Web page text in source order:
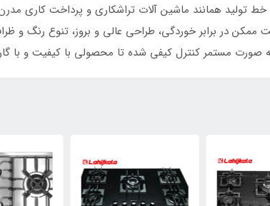
خط تولید همانند ماشین آلات تراشکاری و پرداخت کاری
ممکن در برابر خوردگی، طراحی عالی و بروز، تنوع رنگ و
صورت مستمر کنترل کیفی شده تا محصولی با کیفیت و با